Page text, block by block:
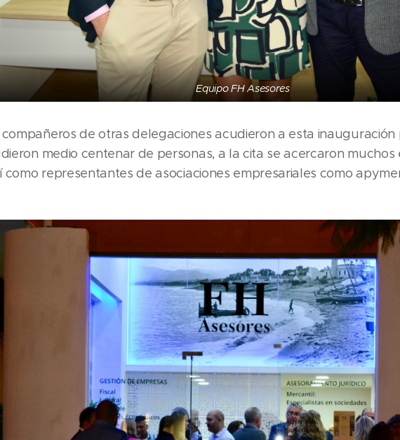
Equipo FH Asesores
de otras delegaciones acudieron a esta
medio centenar de personas, a la cita se acercaron muchos
como representantes de asociaciones empresariales como